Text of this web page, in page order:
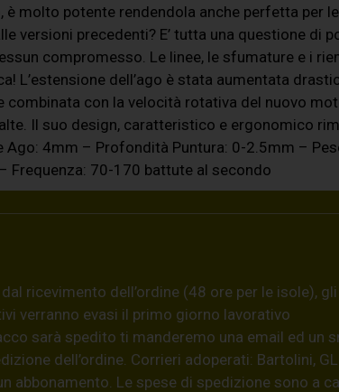
molto potente rendendola anche perfetta per le
versioni precedenti? E’ tutta una questione di
compromesso. Le linee, le sfumature e i
L’estensione dell’ago è stata aumentata
combinata con la velocità rotativa del nuovo
Il suo design, caratteristico e ergonomico
Ago: 4mm – Profondità Puntura: 0-2.5mm –
Frequenza: 70-170 battute al secondo
ricevimento dell’ordine (48 ore per le isole), gli
verranno evasi il primo giorno lavorativo
sarà spedito ti manderemo una email ed un
dell’ordine. Corrieri adoperati: Bartolini,
abbonamento. Le spese di spedizione sono a